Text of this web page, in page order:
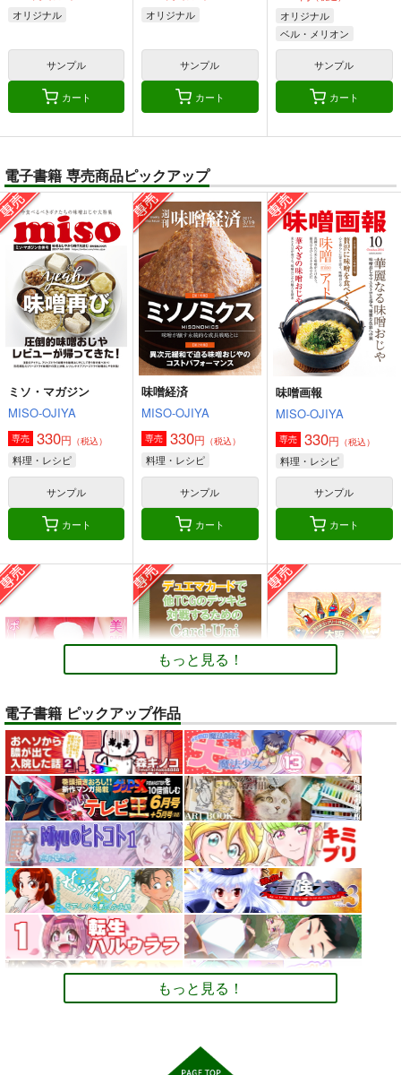
オリジナル
サンプル
カート
オリジナル
サンプル
カート
オリジナル
ベル・メリオン
アシオ・グレース
ホワイトサンプル
カート
電子書籍 専売商品ピックアップ
ミソ・マガジン
MISO-OJIYA
専売 330円 （税込）
料理・レシピ
サンプル
カート
味噌経済
MISO-OJIYA
専売 330円 （税込）
料理・レシピ
サンプル
カート
味噌画報
MISO-OJIYA
専売 330円 （税込）
料理・レシピ
サンプル
カート
トレスOK！体型レタ
ッチなしの『美脚とお
尻のポーズ写真集／九
条ねぎ』
お尻カンパニー
専売 2,750円（税込）
オリジナル
サンプル
カート
デュエマカードで他
TCGのデッキと対戦
するためのCard-
Uni ルールブック
ツボッシー
専売 110円（税込）
デュエル・マスターズ
サンプル
カート
【大阪関西万博
2025】 予約全コンプ
リート攻略ガイド２＆
万博旅行１日スケジュ
ール日記: EXPO 女一
人のんびりルーズ
旅 11ノンフィクショ
ン 旅行記
AUREA GOLD
専売 598円 （税込）
オリジナル ミャクミャ
クｘサーキュラー
サンプル
カート
もっと見る！
電子書籍 ピックアップ作品
もっと見る！